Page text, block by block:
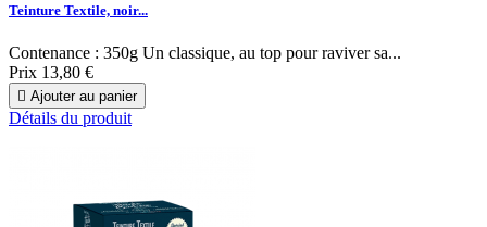
Teinture Textile, noir...
Contenance : 350g Un classique, au top pour raviver sa...
Prix 13,80 €
 Ajouter au panier
Détails du produit